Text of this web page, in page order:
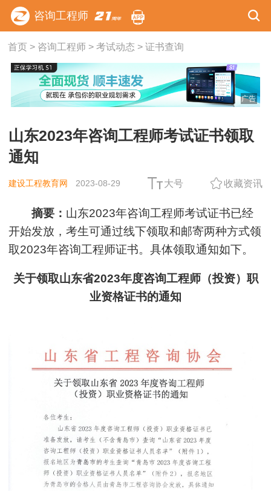
咨询工程师
首页> 咨询工程师> 考试动态 > 证书查询
广告
山东2023年咨询工程师考试证书领取
通知
建设工程教育网 2023-08-29 大号 收藏资讯
摘要： 山东2023年咨询工程师考试证书已经
开始发放，考生可通过线下领取和邮寄两种方式领
取2023年咨询工程师证书。具体领取通知如下。
关于领取山东省2023年度咨询工程师（投资）职
业资格证书的通知